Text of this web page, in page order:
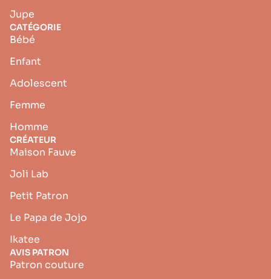
Jupe
CATÉGORIE
Bébé
Enfant
Adolescent
Femme
Homme
CRÉATEUR
Maison Fauve
Joli Lab
Petit Patron
Le Papa de Jojo
Ikatee
AVIS PATRON
Patron couture